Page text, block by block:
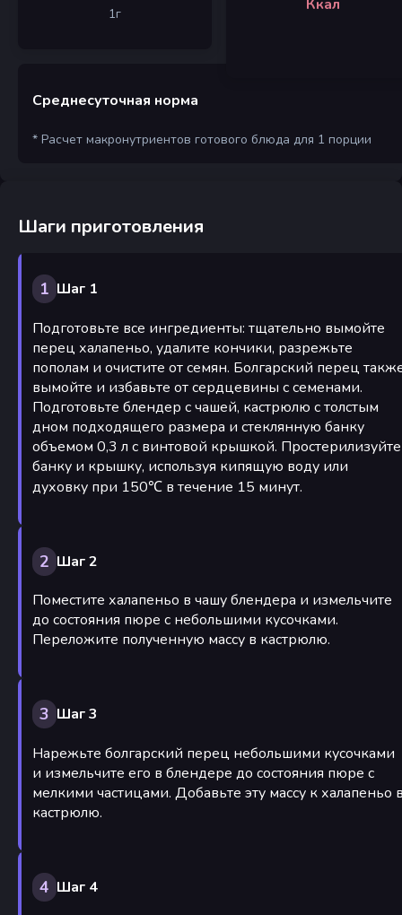
1г Ккал
Среднесуточная норма
* Расчет макронутриентов готового блюда для 1 порции
Шаги приготовления
1 Шаг 1
Подготовьте все ингредиенты: тщательно вымойте
перец халапеньо, удалите кончики, разрежьте
пополам и очистите от семян. Болгарский перец
вымойте и избавьте от сердцевины с семенами.
Подготовьте блендер с чашей, кастрюлю с толстым
дном подходящего размера и стеклянную банку
объемом 0,3 л с винтовой крышкой. Простерилизуйте
банку и крышку, используя кипящую воду или
духовку при 150℃ в течение 15 минут.
2 Шаг 2
Поместите халапеньо в чашу блендера и измельчите
до состояния пюре с небольшими кусочками.
Переложите полученную массу в кастрюлю.
3 Шаг 3
Нарежьте болгарский перец небольшими кусочками
и измельчите его в блендере до состояния пюре с
мелкими частицами. Добавьте эту массу к халапеньо
кастрюлю.
4 Шаг 4